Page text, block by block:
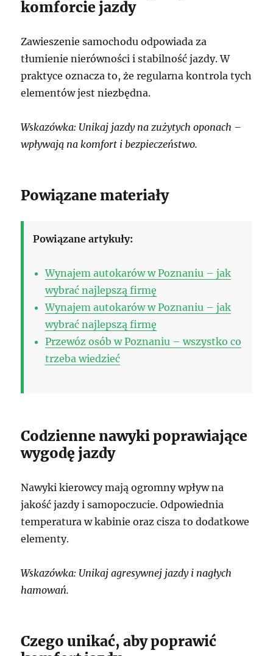
komforcie jazdy
Zawieszenie samochodu odpowiada za
tłumienie nierówności i stabilność jazdy. W
praktyce oznacza to, że regularna kontrola tych
elementów jest niezbędna.
Wskazówka: Unikaj jazdy na zużytych oponach –
wpływają na komfort i bezpieczeństwo.
Powiązane materiały
Powiązane artykuły:
Wynajem autokarów w Poznaniu – jak
wybrać najlepszą firmę
Wynajem autokarów w Poznaniu – jak
wybrać najlepszą firmę
Przewóz osób w Poznaniu – wszystko co
trzeba wiedzieć
Codzienne nawyki poprawiające
wygodę jazdy
Nawyki kierowcy mają ogromny wpływ na
jakość jazdy i samopoczucie. Odpowiednia
temperatura w kabinie oraz cisza to dodatkowe
elementy.
Wskazówka: Unikaj agresywnej jazdy i nagłych
hamowań.
Czego unikać, aby poprawić